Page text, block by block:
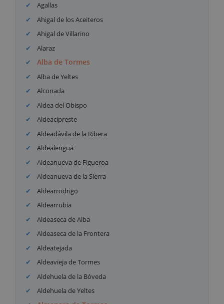
Agallas
Ahigal de los Aceiteros
Ahigal de Villarino
Alaraz
Alba de Tormes
Alba de Yeltes
Alconada
Aldea del Obispo
Aldeacipreste
Aldeadávila de la Ribera
Aldealengua
Aldeanueva de Figueroa
Aldeanueva de la Sierra
Aldearrodrigo
Aldearrubia
Aldeaseca de Alba
Aldeaseca de la Frontera
Aldeatejada
Aldeavieja de Tormes
Aldehuela de la Bóveda
Aldehuela de Yeltes